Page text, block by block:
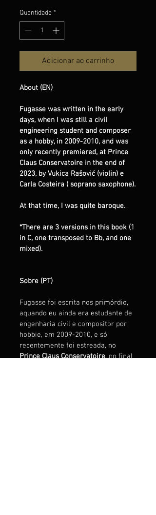
Quantidade *
Adicionar ao carrinho
About (EN)
Fugasse was written in the early
days, when I was still a civil
engineering student and composer
as a hobby, in 2009-2010, and was
only recently premiered, at Prince
Claus Conservatoire in the end of
2023, by Vukica Rašović (violin) e
Carla Costeira ( soprano saxophone).
At that time, I was quite baroque.
*There are 3 versions in this book (1
in C, one transposed to Bb, and one
mixed).
Sobre (PT)
Fugasse foi escrita nos primórdio,
aquando eu ainda era estudante de
engenharia civil e compositor por
hobbie, em 2009-2010, e só
recentemente foi estreada, no
Prince Claus Conservatoire, no final